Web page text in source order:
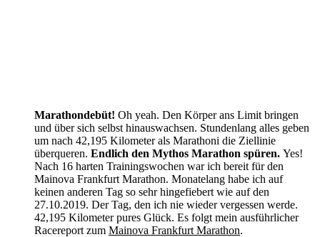
Marathondebüt! Oh yeah. Den Körper ans Limit bringen
und über sich selbst hinauswachsen. Stundenlang alles geben
um nach 42,195 Kilometer als Marathoni die Ziellinie
überqueren. Endlich den Mythos Marathon spüren. Yes!
Nach 16 harten Trainingswochen war ich bereit für den
Mainova Frankfurt Marathon. Monatelang habe ich auf
keinen anderen Tag so sehr hingefiebert wie auf den
27.10.2019. Der Tag, den ich nie wieder vergessen werde.
42,195 Kilometer pures Glück. Es folgt mein ausführlicher
Racereport zum Mainova Frankfurt Marathon.